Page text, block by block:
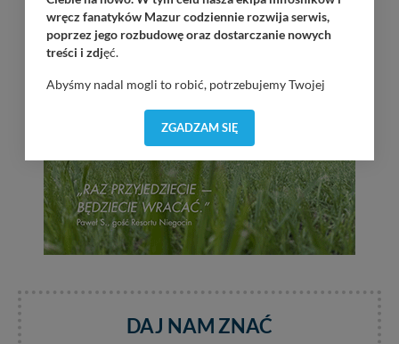
DAJ NAM ZNAĆ
wręcz fanatyków Mazur codziennie rozwija serwis,
poprzez jego rozbudowę oraz dostarczanie nowych
treści i zdjęć.
Abyśmy nadal mogli to robić, potrzebujemy Twojej
dostosować do Twoich preferencji. Twoje dane (w tym
pliki cookies) będą zapisywane w celu usprawnienia
wyszukania, ulubione miejsca, logowania, itp).
Bezpieczeństwo Twoich danych jest dla nas
priorytetowe, bez poinformowania Ciebie nie będziemy
zmieniać zakresu naszych uprawnień. Twoje dane są u
nas bezpieczne, jeśli masz wątpliwości co do naszych
Klikając znak X lub przycisk PRZEJDŹ DO SERWISU
wyrażasz zgodę na przetwarzanie Twoich danych.
ZGADZAM SIĘ